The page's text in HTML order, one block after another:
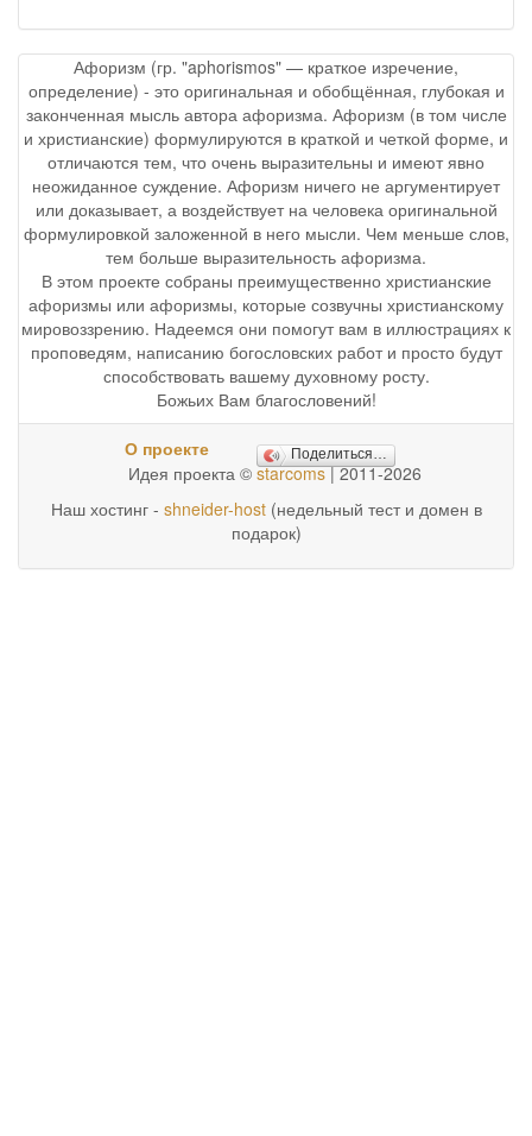
Афоризм (гр. "aphorismos" — краткое изречение,
определение) - это оригинальная и обобщённая, глубокая и
законченная мысль автора афоризма. Афоризм (в том числе
и христианские) формулируются в краткой и четкой форме, и
отличаются тем, что очень выразительны и имеют явно
неожиданное суждение. Афоризм ничего не аргументирует
или доказывает, а воздействует на человека оригинальной
формулировкой заложенной в него мысли. Чем меньше слов,
тем больше выразительность афоризма.
В этом проекте собраны преимущественно христианские
афоризмы или афоризмы, которые созвучны христианскому
мировоззрению. Надеемся они помогут вам в иллюстрациях к
проповедям, написанию богословских работ и просто будут
способствовать вашему духовному росту.
Божьих Вам благословений!
О проекте Поделиться…
Идея проекта © starcoms| 2011-2026
Наш хостинг - shneider-host(недельный тест и домен в
подарок)